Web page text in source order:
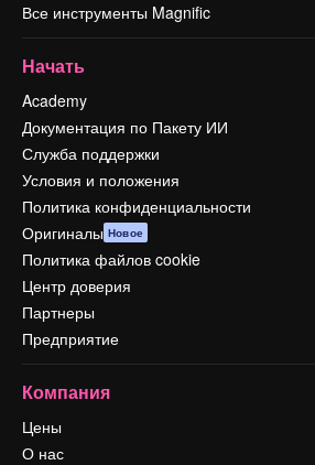
Все инструменты Magnific
Начать
Academy
Документация по Пакету ИИ
Служба поддержки
Условия и положения
Политика конфиденциальности
Оригиналы Новое
Политика файлов cookie
Центр доверия
Партнеры
Предприятие
Компания
Цены
О нас